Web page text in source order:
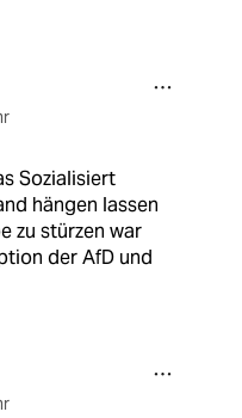
Sozialisiert
hängen lassen
zu stürzen war
der AfD und